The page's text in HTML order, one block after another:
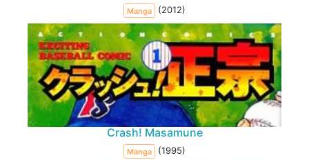
Manga (2012)
Crash! Masamune
Manga (1995)